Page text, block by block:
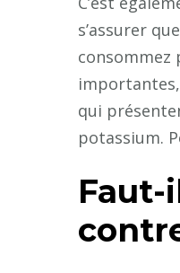
s’assurer
consommez
qui
potassium.
Faut-